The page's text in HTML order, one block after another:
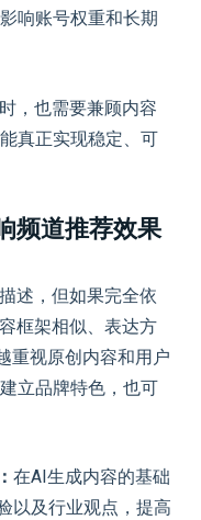
响账号权重和长期
，也需要兼顾内容
真正实现稳定、可
频道推荐效果
述，但如果完全依
框架相似、表达方
重视原创内容和用户
立品牌特色，也可
在AI生成内容的基础
以及行业观点，提高